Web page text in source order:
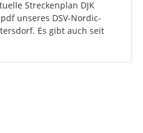
Streckenplan DJK
unseres DSV-Nordic-
Es gibt auch seit